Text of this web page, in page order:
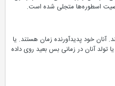
اسطوره‌ها متجلی شده است.
خود پدیدآورنده زمان هستند. یا
تولد آنان در زمانی بس بعید روی داده